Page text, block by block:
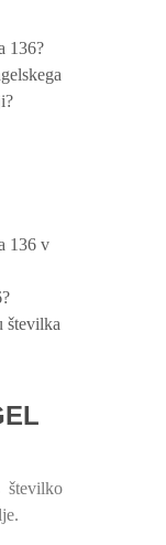
136?
136 v
številka
številko